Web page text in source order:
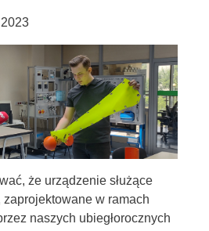
że urządzenie służące
w ramach
naszych ubiegłorocznych